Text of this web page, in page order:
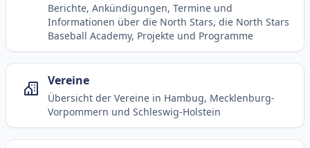
Berichte, Ankündigungen, Termine und
Informationen über die North Stars, die North Stars
Baseball Academy, Projekte und Programme
Vereine
Übersicht der Vereine in Hambug, Mecklenburg-
Vorpommern und Schleswig-Holstein